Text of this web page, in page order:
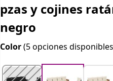
pzas y cojines
negro
Color(5 opciones